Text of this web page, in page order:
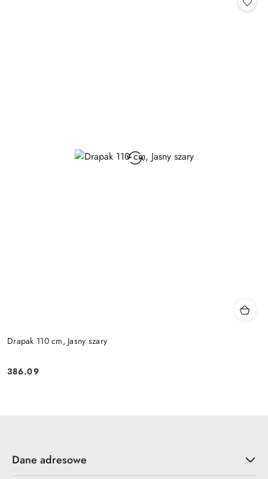
Drapak 110 cm, Jasny szary
Cena:
386.09
Dane adresowe